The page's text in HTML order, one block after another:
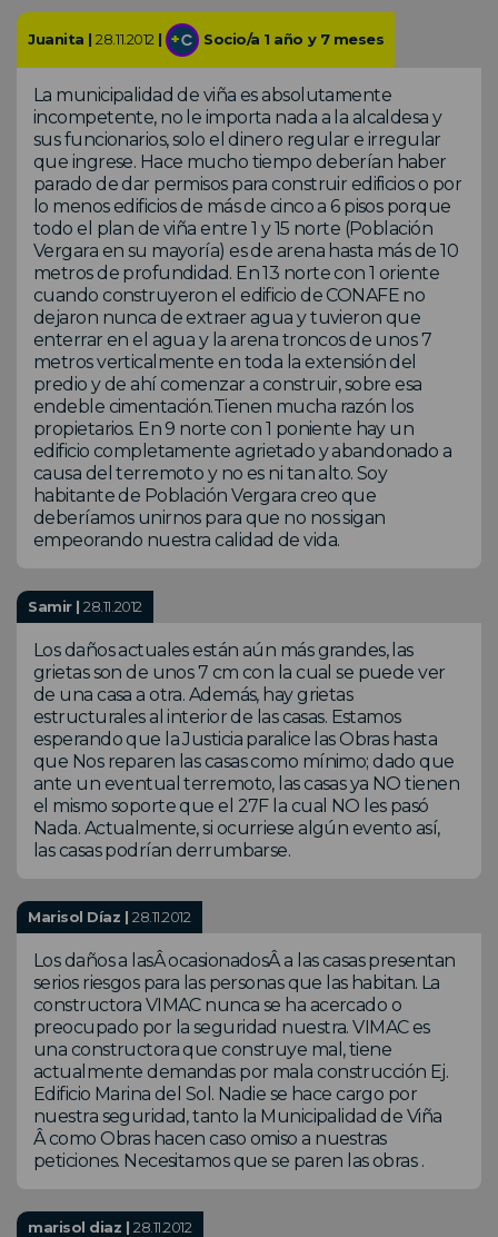
Juanita |28.11.2012 | Socio/a 1 año y 7 meses
La municipalidad de viña es absolutamente
incompetente, no le importa nada a la alcaldesa y
sus funcionarios, solo el dinero regular e irregular
que ingrese. Hace mucho tiempo deberían haber
parado de dar permisos para construir edificios o por
lo menos edificios de más de cinco a 6 pisos porque
todo el plan de viña entre 1 y 15 norte (Población
Vergara en su mayoría) es de arena hasta más de 10
metros de profundidad. En 13 norte con 1 oriente
cuando construyeron el edificio de CONAFE no
dejaron nunca de extraer agua y tuvieron que
enterrar en el agua y la arena troncos de unos 7
metros verticalmente en toda la extensión del
predio y de ahí comenzar a construir, sobre esa
endeble cimentación.Tienen mucha razón los
propietarios. En 9 norte con 1 poniente hay un
edificio completamente agrietado y abandonado a
causa del terremoto y no es ni tan alto. Soy
habitante de Población Vergara creo que
deberíamos unirnos para que no nos sigan
empeorando nuestra calidad de vida.
Samir |28.11.2012
Los daños actuales están aún más grandes, las
grietas son de unos 7 cm con la cual se puede ver
de una casa a otra. Además, hay grietas
estructurales al interior de las casas. Estamos
esperando que la Justicia paralice las Obras hasta
que Nos reparen las casas como mínimo; dado que
ante un eventual terremoto, las casas ya NO tienen
el mismo soporte que el 27F la cual NO les pasó
Nada. Actualmente, si ocurriese algún evento así,
las casas podrían derrumbarse.
Marisol Díaz |28.11.2012
Los daños a lasÂ ocasionadosÂ a las casas presentan
serios riesgos para las personas que las habitan. La
constructora VIMAC nunca se ha acercado o
preocupado por la seguridad nuestra. VIMAC es
una constructora que construye mal, tiene
actualmente demandas por mala construcción Ej.
Edificio Marina del Sol. Nadie se hace cargo por
nuestra seguridad, tanto la Municipalidad de Viña
Â como Obras hacen caso omiso a nuestras
peticiones. Necesitamos que se paren las obras .
marisol diaz |28.11.2012